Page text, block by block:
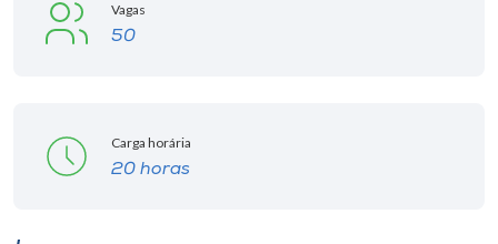
Vagas
50
Carga horária
20 horas